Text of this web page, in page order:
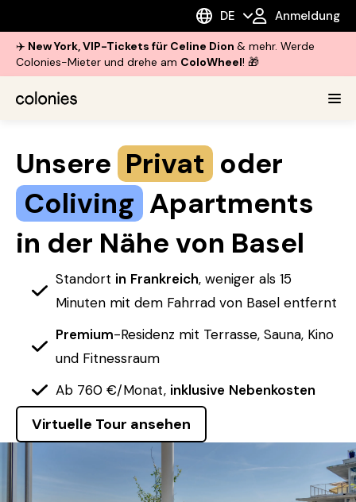
DE Anmeldung
✈️ New York, VIP-Tickets für Celine Dion & mehr. Werde
Colonies-Mieter und drehe am ColoWheel! 🎁
Unsere Privat oder
Coliving Apartments
in der Nähe von Basel
Standort in Frankreich, weniger als 15
Minuten mit dem Fahrrad von Basel entfernt
Premium-Residenz mit Terrasse, Sauna, Kino
und Fitnessraum
Ab 760 €/Monat, inklusive Nebenkosten
Virtuelle Tour ansehen